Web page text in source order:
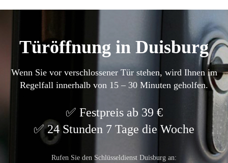
Türöffnung in Duisburg
Wenn Sie vor verschlossener Tür stehen, wird Ihnen im
Regelfall innerhalb von 15 – 30 Minuten geholfen.
Festpreis ab 39 €
24 Stunden 7 Tage die Woche
Rufen Sie den Schlüsseldienst Duisburg an: